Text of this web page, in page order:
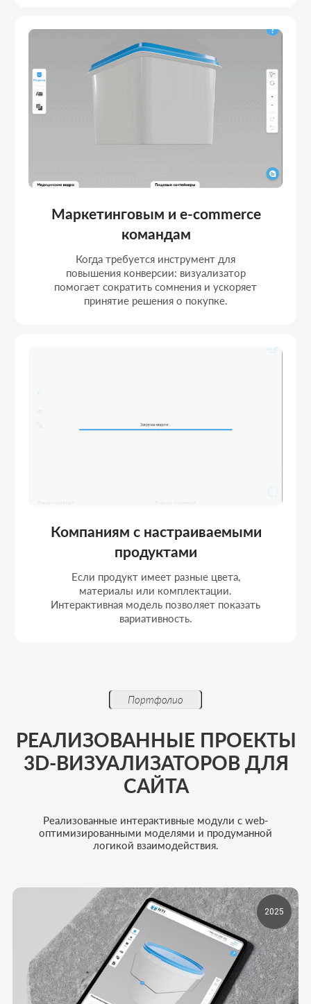
САЙТА
Реализованные интерактивные модули с web-
оптимизированными моделями и продуманной
логикой взаимодействия.
2025
РАЗРАБОТКИ 3D-
ВИЗУАЛИЗАТОРА ДЛЯ САЙТА
Этапы работы
Проходим путь от анализа продукта до запуска
интерактивного 3D-модуля с web-
оптимизированными моделями.
01 АНАЛИЗ ЗАДАЧ